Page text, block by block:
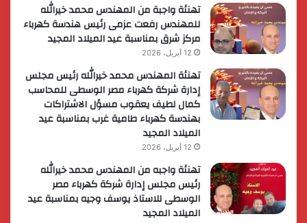
تهنئة واجبة من المهندس محمد خيرالله
للمهندس رفعت عزمى رئيس هندسة كهرباء
مركز شرق بمناسبة عيد الميلاد المجيد
12 أبريل، 2026
تهنئة المهندس محمد خيرالله رئيس مجلس
إدارة شركة كهرباء مصر الوسطى للمحاسب
كمال لطيف يعقوب مسؤل الاشتراكات
بهندسة كهرباء طامية غرب بمناسبة عيد
الميلاد المجيد
12 أبريل، 2026
تهنئة واجبه من المهندس محمد خيرالله
رئيس مجلس إدارة شركة كهرباء مصر
الوسطى للاستاذ يوسف وجيه بمناسبة عيد
الميلاد المجيد